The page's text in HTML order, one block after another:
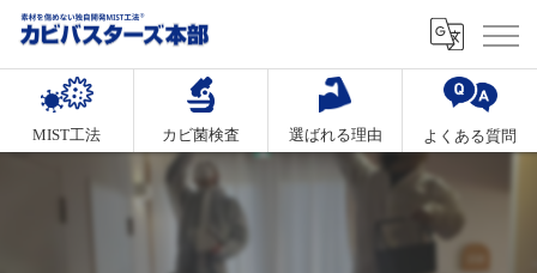
MIST工法 カビ菌検査 選ばれる理由 よくある質問